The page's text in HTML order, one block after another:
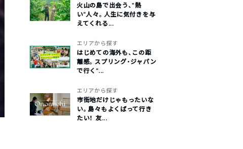
火山の島で出会う、“熱
い“人々。人生に気付きを与
えてくれる...
エリアから探す
はじめての海外も、この距
離感。スプリング・ジャパン
で行く“...
エリアから探す
市街地だけじゃもったいな
い。島々もよくばって行き
たい！ 友...